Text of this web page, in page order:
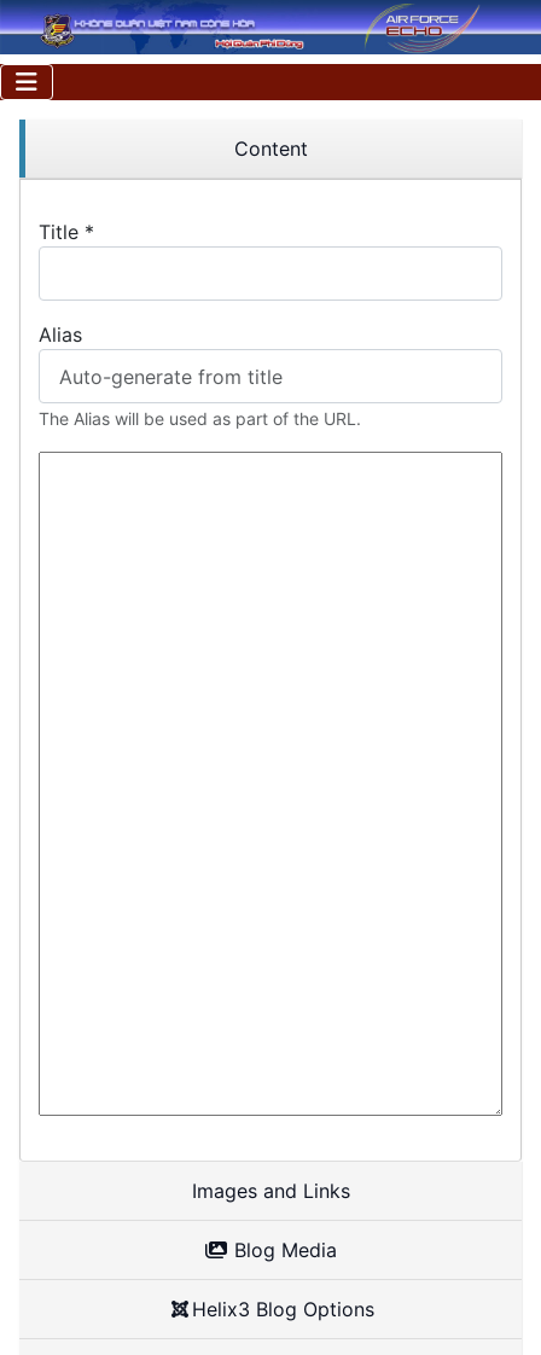
Content
Title *
Alias
The Alias will be used as part of the URL.
Images and Links
Blog Media
Helix3 Blog Options